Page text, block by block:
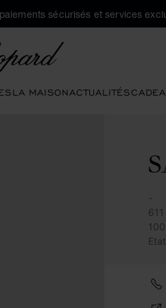
sécurisés et services
LA MAISONACTUALITÉS
-